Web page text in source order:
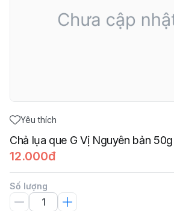
Yêu thích
Chả lụa que G Vị Nguyên bản 50g
12.000đ
Số lượng